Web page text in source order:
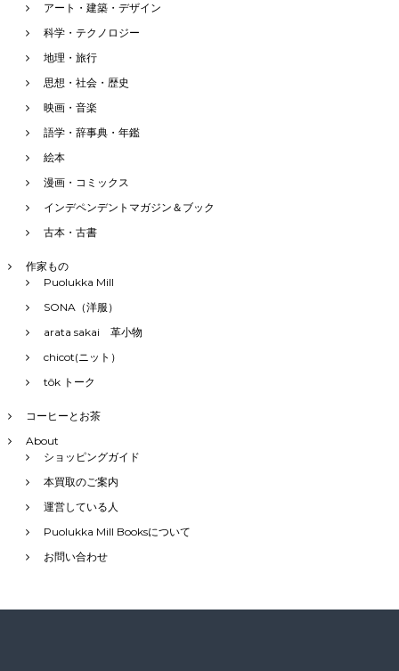
アート・建築・デザイン
科学・テクノロジー
地理・旅行
思想・社会・歴史
映画・音楽
語学・辞事典・年鑑
絵本
漫画・コミックス
インデペンデントマガジン＆ブック
古本・古書
作家もの
Puolukka Mill
SONA（洋服）
arata sakai 革小物
chicot(ニット）
tôk トーク
コーヒーとお茶
About
ショッピングガイド
本買取のご案内
運営している人
Puolukka Mill Booksについて
お問い合わせ